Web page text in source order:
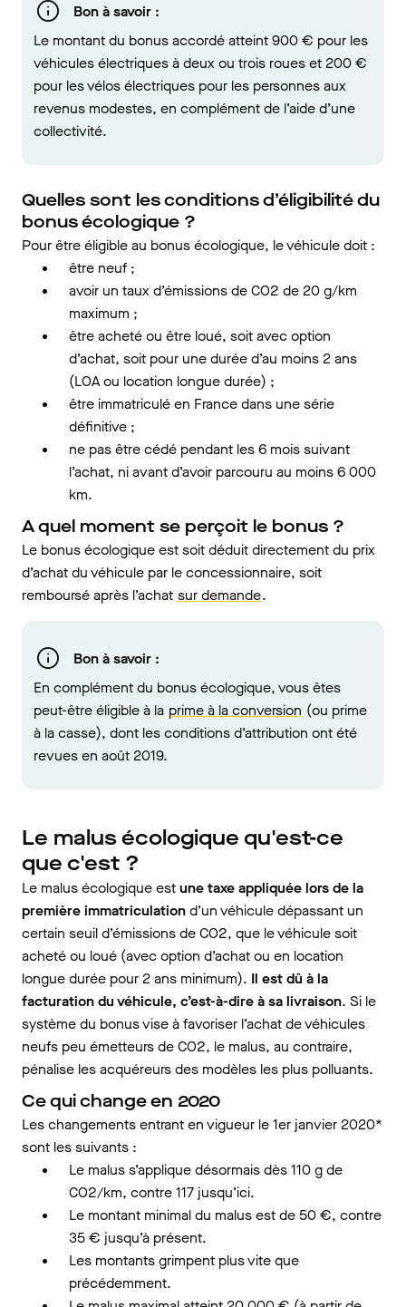
Bon à savoir :
Le montant du bonus accordé atteint 900 € pour les
véhicules électriques à deux ou trois roues et 200 €
pour les vélos électriques pour les personnes aux
revenus modestes, en complément de l’aide d’une
collectivité.
Quelles sont les conditions d’éligibilité du
bonus écologique ?
Pour être éligible au bonus écologique, le véhicule doit :
être neuf ;
avoir un taux d’émissions de CO2 de 20 g/km
maximum ;
être acheté ou être loué, soit avec option
d’achat, soit pour une durée d’au moins 2 ans
(LOA ou location longue durée) ;
être immatriculé en France dans une série
définitive ;
ne pas être cédé pendant les 6 mois suivant
l’achat, ni avant d’avoir parcouru au moins 6 000
km.
A quel moment se perçoit le bonus ?
Le bonus écologique est soit déduit directement du prix
d’achat du véhicule par le concessionnaire, soit
remboursé après l’achat sur demande.
Bon à savoir :
En complément du bonus écologique, vous êtes
peut-être éligible à la prime à la conversion (ou prime
à la casse), dont les conditions d’attribution ont été
revues en août 2019.
Le malus écologique qu'est-ce
que c'est ?
Le malus écologique estune taxe appliquée lors de la
première immatriculationd’un véhicule dépassant un
certain seuil d’émissions de CO2, que le véhicule soit
acheté ou loué (avec option d’achat ou en location
longue durée pour 2 ans minimum). Il est dû à la
facturation du véhicule, c’est-à-dire à sa livraison. Si le
système du bonus vise à favoriser l’achat de véhicules
neufs peu émetteurs de CO2, le malus, au contraire,
pénalise les acquéreurs des modèles les plus polluants.
Ce qui change en 2020
Les changements entrant en vigueur le 1er janvier 2020*
sont les suivants :
Le malus s’applique désormais dès 110 g de
CO2/km, contre 117 jusqu’ici.
Le montant minimal du malus est de 50 €, contre
35 € jusqu’à présent.
Les montants grimpent plus vite que
précédemment.